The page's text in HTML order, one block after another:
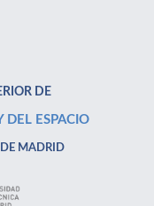
DE
DEL ESPACIO
MADRID